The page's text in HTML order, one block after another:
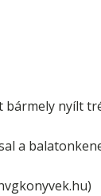
nyílt
a